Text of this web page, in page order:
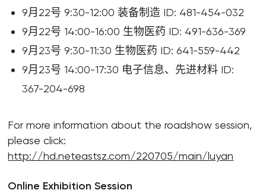
9月22号 9:30-12:00 装备制造 ID: 481-454-032
9月22号 14:00-16:00 生物医药 ID: 491-636-369
9月23号 9:30-11:30 生物医药 ID: 641-559-442
9月23号 14:00-17:30 电子信息、先进材料 ID:
367-204-698
For more information about the roadshow session,
please click:
http://hd.neteastsz.com/220705/main/luyan
Online Exhibition Session